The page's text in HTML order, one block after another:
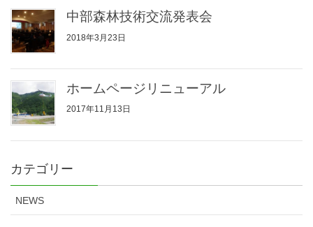
中部森林技術交流発表会
2018年3月23日
ホームページリニューアル
2017年11月13日
カテゴリー
NEWS